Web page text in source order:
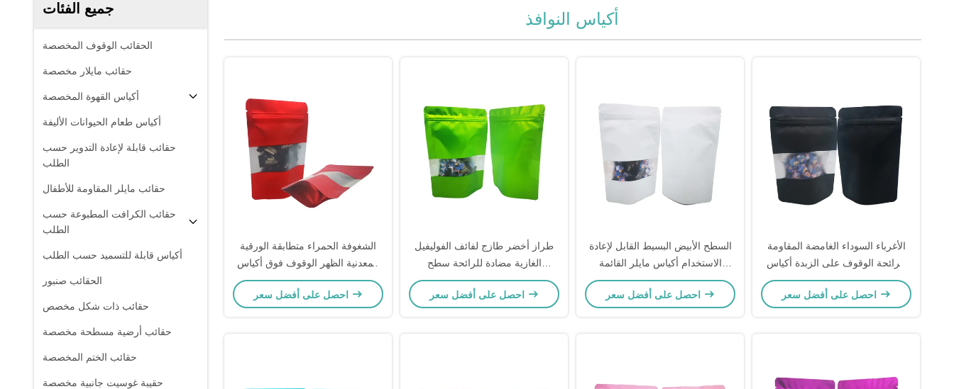
جميع الفئات
الحقائب الوقوف المخصصة
حقائب مايلار مخصصة
أكياس القهوة المخصصة
أكياس طعام الحيوانات الأليفة
حقائب قابلة لإعادة التدوير حسب
الطلب
حقائب مايلر المقاومة للأطفال
حقائب الكرافت المطبوعة حسب
الطلب
أكياس قابلة للتسميد حسب الطلب
الحقائب صنبور
حقائب ذات شكل مخصص
حقائب أرضية مسطحة مخصصة
حقائب الختم المخصصة
حقيبة غوسيت جانبية مخصصة
أكياس النوافذ
الشغوفة الحمراء متطابقة الورقية
المعدنية الظهر الوقوف فوق أكياس
وجبات خفيفة قابلة لإعادة الاستخدام
مع السحاب والنوافذ لعمل الحفلات
طراز أخضر طازج لفائف الفوليفيل
الغازية مضادة للرائحة سطح
متطاطي أكياس النافذة أكياس
زيبلوك قابلة لإعادة الاستخدام
السطح الأبيض البسيط القابل لإعادة
الاستخدام أكياس مايلر القائمة
للتغليف التخزين الغذائي مع سحب
زيبلوك و نافذة قابلة لإعادة الإغلاق
الأغرباء السوداء الغامضة المقاومة
للرائحة الوقوف على الزبدة أكياس
مايلر مع نافذة للحلوى الطعام وجبات
خفيفة التخزين